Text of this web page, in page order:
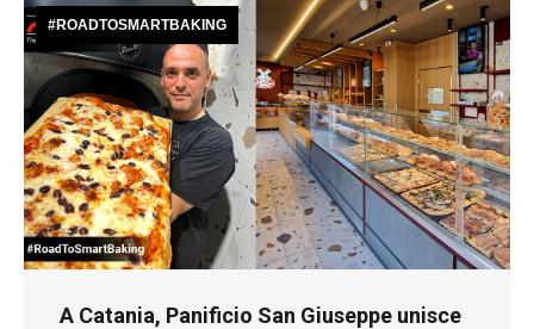
#ROADTOSMARTBAKING
A Catania, Panificio San Giuseppe unisce